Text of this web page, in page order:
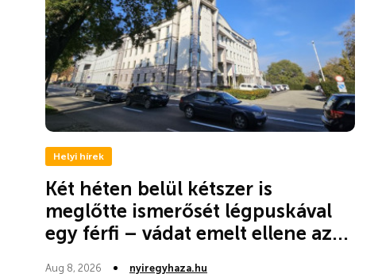
Helyi hírek
Két héten belül kétszer is
meglőtte ismerősét légpuskával
egy férfi – vádat emelt ellene az...
Aug 8, 2026 nyiregyhaza.hu